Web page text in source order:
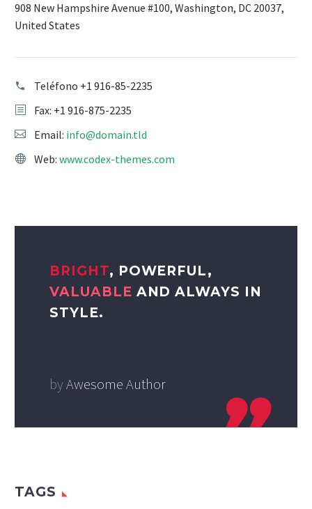
908 New Hampshire Avenue #100, Washington, DC 20037,
United States
Teléfono +1 916-85-2235
Fax: +1 916-875-2235
Email: info@domain.tld
Web: www.codex-themes.com
BRIGHT, POWERFUL,
VALUABLE AND ALWAYS IN
STYLE.
byAwesome Author
TAGS